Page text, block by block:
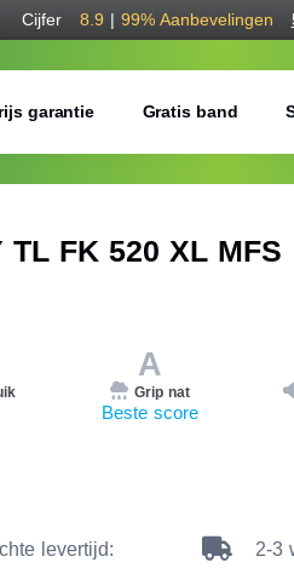
Cijfer 8.9 | 99% Aanbevelingen
garantie Gratis band
TL FK 520 XL MFS
A
Grip nat
Beste score
levertijd:
2-3